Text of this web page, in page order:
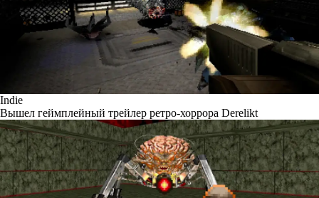
Indie
Вышел геймплейный трейлер ретро-хоррора Derelikt